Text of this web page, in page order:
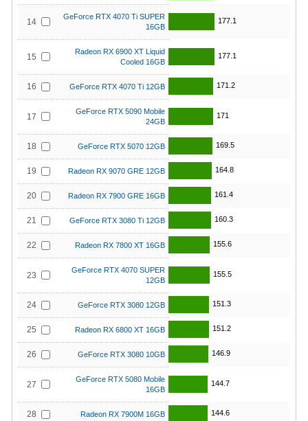
14
GeForce RTX 4070 Ti SUPER
16GB
177.1
15
Radeon RX 6900 XT Liquid
Cooled 16GB
177.1
16 GeForce RTX 4070 Ti 12GB 171.2
17
GeForce RTX 5090 Mobile
24GB
171
18 GeForce RTX 5070 12GB 169.5
19 Radeon RX 9070 GRE 12GB 164.8
20 Radeon RX 7900 GRE 16GB 161.4
21 GeForce RTX 3080 Ti 12GB 160.3
22 Radeon RX 7800 XT 16GB 155.6
23
GeForce RTX 4070 SUPER
12GB
155.5
24 GeForce RTX 3080 12GB 151.3
25 Radeon RX 6800 XT 16GB 151.2
26 GeForce RTX 3080 10GB 146.9
27
GeForce RTX 5080 Mobile
16GB
144.7
28 Radeon RX 7900M 16GB 144.6